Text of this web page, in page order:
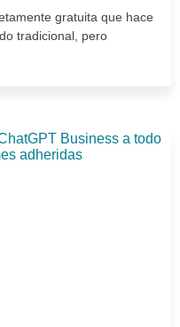
gratuita que hace
tradicional, pero